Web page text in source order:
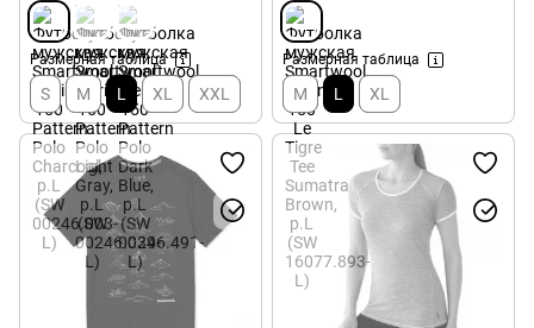
Размерная таблица
S M L XL XXL
Размерная таблица
M L XL